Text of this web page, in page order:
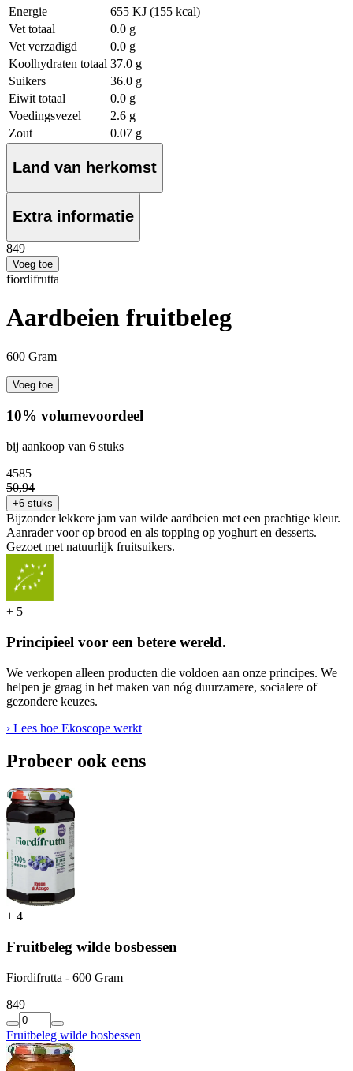
Energie
655 KJ (155 kcal)
Vet totaal
0.0 g
Vet verzadigd
0.0 g
Koolhydraten totaal 37.0 g
Suikers
36.0 g
Eiwit totaal
0.0 g
Voedingsvezel
2.6 g
Zout
0.07 g
Land van herkomst
Extra informatie
849
Voeg toe
fiordifrutta
Aardbeien fruitbeleg
600 Gram
Voeg toe
10% volumevoordeel
bij aankoop van 6 stuks
4585
50,94
+6 stuks
Bijzonder lekkere jam van wilde aardbeien met een prachtige kleur.
Aanrader voor op brood en als topping op yoghurt en desserts.
Gezoet met natuurlijk fruitsuikers.
+ 5
Principieel voor een betere wereld.
We verkopen alleen producten die voldoen aan onze principes. We
helpen je graag in het maken van nóg duurzamere, socialere of
gezondere keuzes.
› Lees hoe Ekoscope werkt
Probeer ook eens
+ 4
Fruitbeleg wilde bosbessen
Fiordifrutta - 600 Gram
849
Fruitbeleg wilde bosbessen